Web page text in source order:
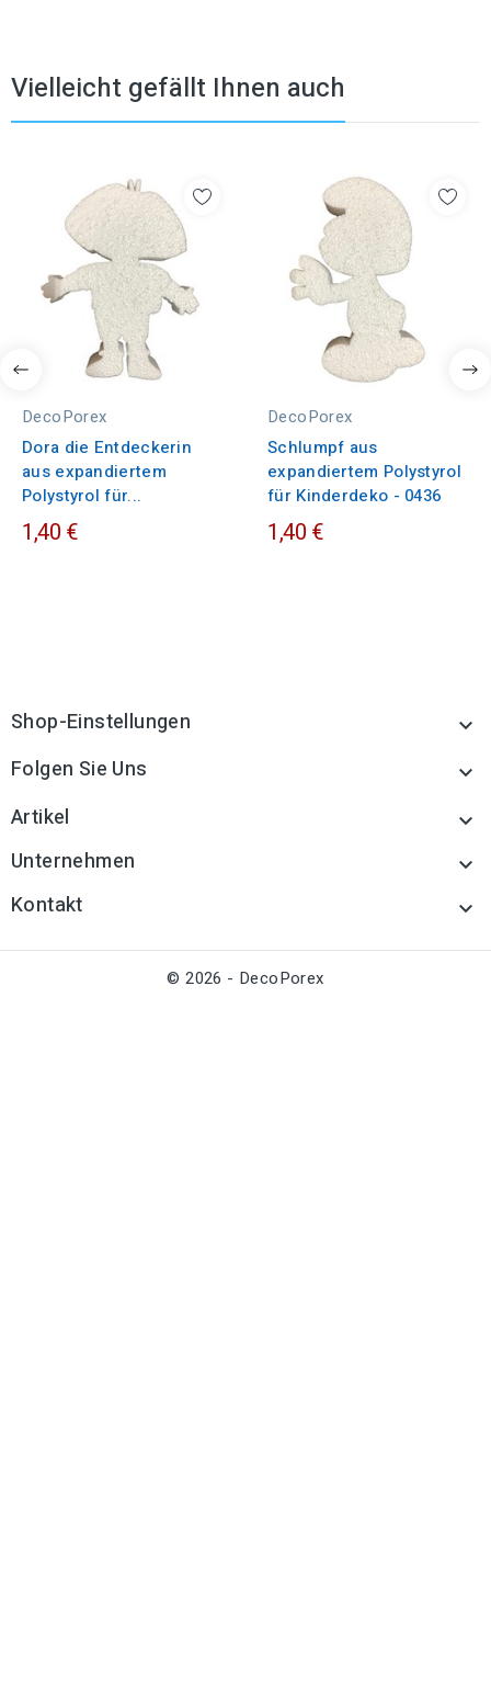
Vielleicht gefällt Ihnen auch
DecoPorex
Dora die Entdeckerin
aus expandiertem
Polystyrol für...
1,40 €
DecoPorex
Schlumpf aus
expandiertem Polystyrol
für Kinderdeko - 0436
1,40 €
Shop-Einstellungen 
Folgen Sie Uns 
Artikel 
Unternehmen 
Kontakt 
© 2026 - DecoPorex